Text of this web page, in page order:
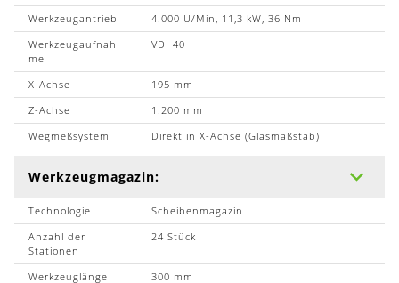
Werkzeugantrieb
4.000 U/Min, 11,3 kW, 36 Nm
Werkzeugaufnah
me
VDI 40
X-Achse
195 mm
Z-Achse
1.200 mm
Wegmeßsystem
Direkt in X-Achse (Glasmaßstab)
Werkzeugmagazin:
Technologie
Scheibenmagazin
Anzahl der
Stationen
24 Stück
Werkzeuglänge 300 mm